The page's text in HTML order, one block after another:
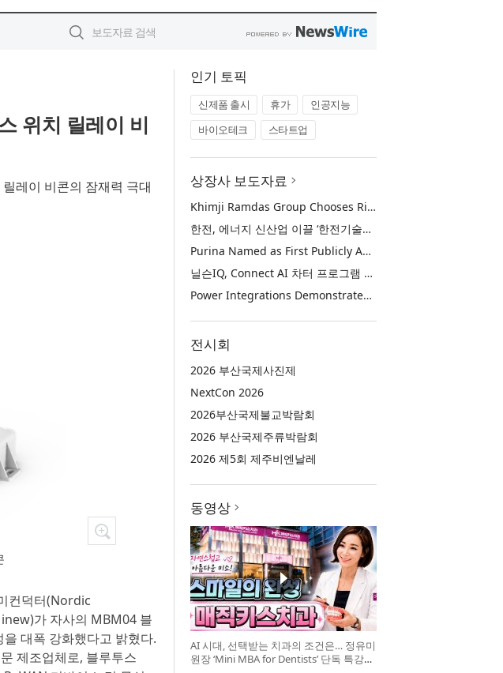
위치 릴레이 비
레이 비콘의 잠재력 극대
컨덕터(Nordic
가 자사의 MBM04 블
대폭 강화했다고 밝혔다.
제조업체로, 블루투스
인기 토픽
신제품 출시 휴가
인공지능
바이오테크
스타트업
상장사 보도자료
Khimji Ramdas Group Chooses Rimini Street to Reduce SAP Support Costs, Protect 700+ Customizations and Reinvest Savings in Innovation
한전, 에너지 신산업 이끌 ‘한전기술지주’ 공식 출범
Purina Named as First Publicly Announced NIQ ConnectAI Charter Client
닐슨IQ, Connect AI 차터 프로그램 최초 고객사 ‘퓨리나’ 선정
Power Integrations Demonstrates World’s First 2200 V GaN Technology for Next-Era High-Voltage Power Systems
전시회
2026 부산국제사진제
NextCon 2026
2026부산국제불교박람회
2026 부산국제주류박람회
2026 제5회 제주비엔날레
동영상
AI 시대, 선택받는 치과의 조건은… 정유미
원장 ‘Mini MBA for Dentists’ 단독 특강